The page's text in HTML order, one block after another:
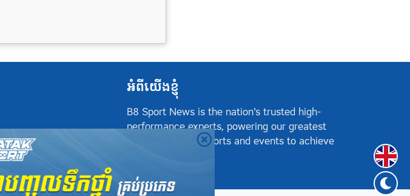
អំពីយើងខ្ញុំ
B8 Sport News is the nation’s trusted high-
performance experts, powering our greatest
athletes, teams, sports and events to achieve